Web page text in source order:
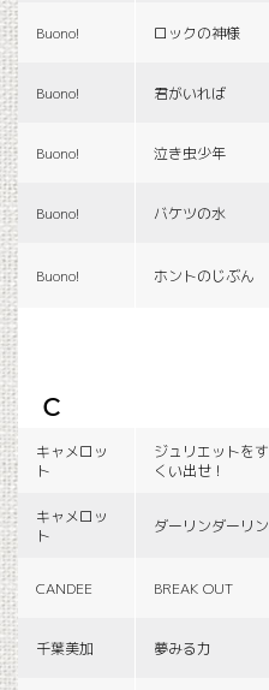
Buono! ロックの神様
Buono! 君がいれば
Buono! 泣き虫少年
Buono! バケツの水
Buono! ホントのじぶん
c
キャメロッ
ト
ジュリエットをす
くい出せ！
キャメロッ
ト
ダーリンダーリン
CANDEE BREAK OUT
千葉美加 夢みる力